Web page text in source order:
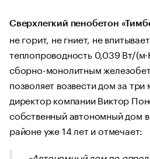
Сверхлегкий пенобетон
не горит, не гниет, не
теплопроводность 0,039 Вт/
сборно-монолитным
позволяет возвести дом за
директор компании Виктор
собственный автономный дом
районе уже 14 лет и отмечает: